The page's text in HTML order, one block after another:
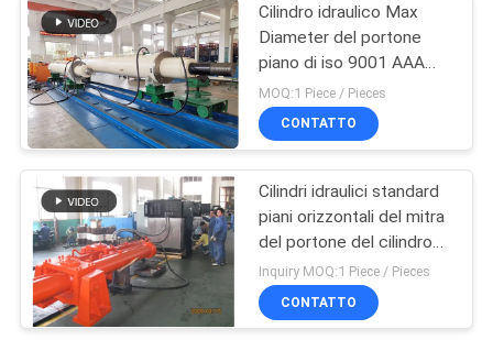
Cilindro di
sollevamento
idraulico
Cilindro idraulico Max
Diameter del portone
piano di iso 9001 AAA
1200mm
MOQ:1 Piece / Pieces
CONTATTO
Cilindri idraulici standard
piani orizzontali del mitra
del portone del cilindro
su ordinazione di
pressione idraulica
Inquiry MOQ:1 Piece / Pieces
CONTATTO